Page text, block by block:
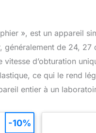
», est un appareil
généralement de 24, 27
d’obturation
ce qui le rend
entier à un
-10%